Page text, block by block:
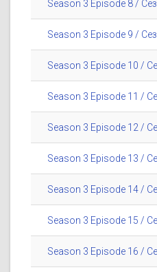
Season 3 Episode 8 /
Season 3 Episode 9 /
Season 3 Episode 10 /
Season 3 Episode 11 /
Season 3 Episode 12 /
Season 3 Episode 13 /
Season 3 Episode 14 /
Season 3 Episode 15 /
Season 3 Episode 16 /